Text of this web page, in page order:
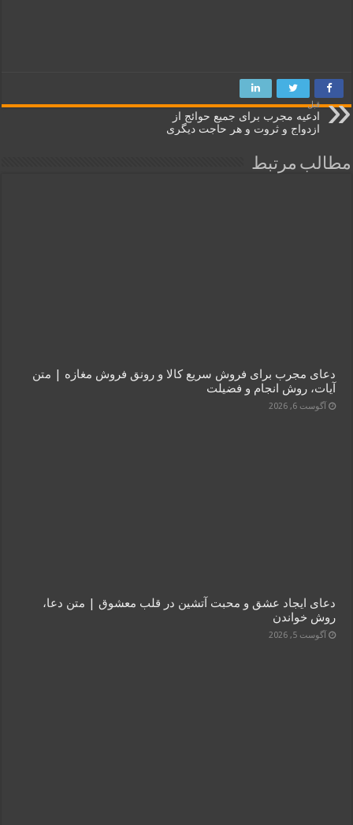
قبل
ادعیه مجرب برای جمیع حوائج از
ازدواج و ثروت و هر حاجت دیگری
مطالب مرتبط
دعای مجرب برای فروش سریع کالا و رونق فروش مغازه | متن
آیات، روش انجام و فضیلت
آگوست 6, 2026
دعای ایجاد عشق و محبت آتشین در قلب معشوق | متن دعا،
روش خواندن
آگوست 5, 2026